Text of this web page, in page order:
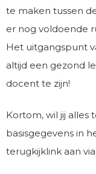
te maken tussen
er nog voldoende
Het uitgangspunt
altijd een gezond
docent te zijn!
Kortom, wil jij alles
basisgegevens in
terugkijklink aan